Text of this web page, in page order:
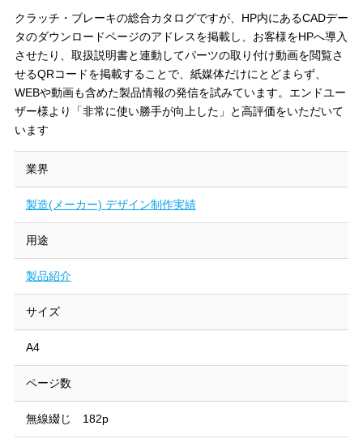
クラッチ・ブレーキの総合カタログですが、HP内にあるCADデー
タのダウンロードページのアドレスを掲載し、お客様をHPへ導入
させたり、取扱説明書と連動してパーツの取り付け動画を閲覧さ
せるQRコードを掲載することで、紙媒体だけにとどまらず、
WEBや動画も含めた製品情報の発信を試みています。エンドユー
ザー様より「非常に使い勝手が向上した」と高評価をいただいて
います
業界
製造(メーカー) デザイン制作実績
用途
製品紹介
サイズ
A4
ページ数
無線綴じ 182p